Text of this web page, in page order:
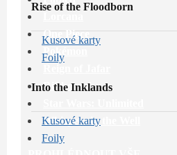
One Piece
Pokémon
Riftbound
Whispers in the Well
Rise of the Floodborn
Kusové karty
Foily
Into the Inklands
Kusové karty
Foily